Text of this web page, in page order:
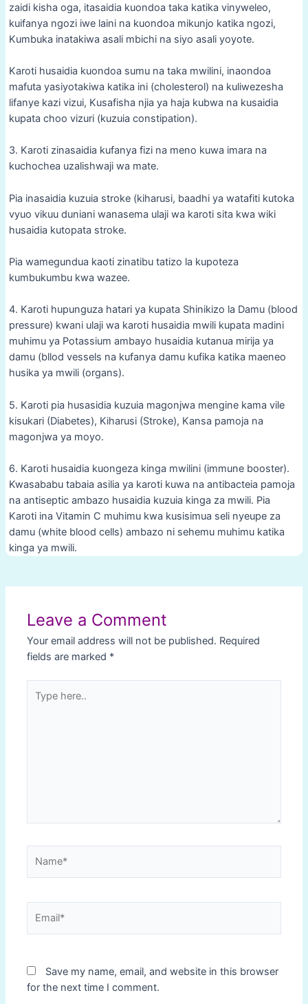
zaidi kisha oga, itasaidia kuondoa taka katika vinyweleo,
kuifanya ngozi iwe laini na kuondoa mikunjo katika ngozi,
Kumbuka inatakiwa asali mbichi na siyo asali yoyote.
Karoti husaidia kuondoa sumu na taka mwilini, inaondoa
mafuta yasiyotakiwa katika ini (cholesterol) na kuliwezesha
lifanye kazi vizui, Kusafisha njia ya haja kubwa na kusaidia
kupata choo vizuri (kuzuia constipation).
3. Karoti zinasaidia kufanya fizi na meno kuwa imara na
kuchochea uzalishwaji wa mate.
Pia inasaidia kuzuia stroke (kiharusi, baadhi ya watafiti kutoka
vyuo vikuu duniani wanasema ulaji wa karoti sita kwa wiki
husaidia kutopata stroke.
Pia wamegundua kaoti zinatibu tatizo la kupoteza
kumbukumbu kwa wazee.
4. Karoti hupunguza hatari ya kupata Shinikizo la Damu (blood
pressure) kwani ulaji wa karoti husaidia mwili kupata madini
muhimu ya Potassium ambayo husaidia kutanua mirija ya
damu (bllod vessels na kufanya damu kufika katika maeneo
husika ya mwili (organs).
5. Karoti pia husasidia kuzuia magonjwa mengine kama vile
kisukari (Diabetes), Kiharusi (Stroke), Kansa pamoja na
magonjwa ya moyo.
6. Karoti husaidia kuongeza kinga mwilini (immune booster).
Kwasababu tabaia asilia ya karoti kuwa na antibacteia pamoja
na antiseptic ambazo husaidia kuzuia kinga za mwili. Pia
Karoti ina Vitamin C muhimu kwa kusisimua seli nyeupe za
damu (white blood cells) ambazo ni sehemu muhimu katika
kinga ya mwili.
Leave a Comment
Your email address will not be published. Required
fields are marked *
here..
Save my name, email, and website in this browser
for the next time I comment.